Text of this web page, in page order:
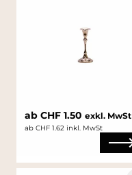
ab CHF 1.50 exkl. MwSt
ab CHF 1.62 inkl. MwSt